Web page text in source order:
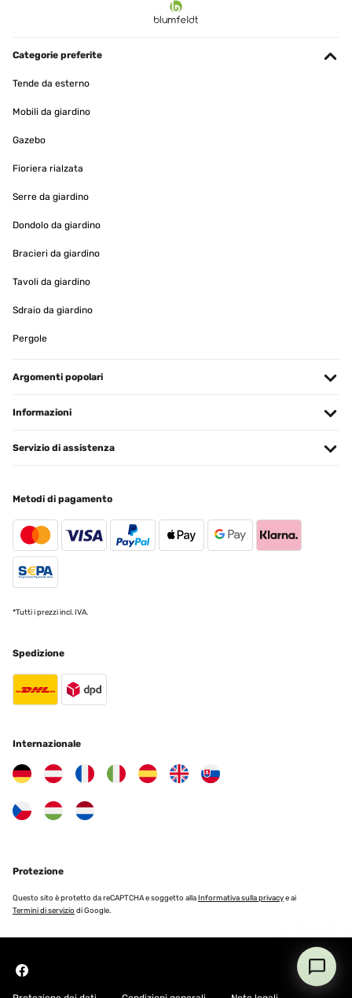
Categorie preferite
Tende da esterno
Mobili da giardino
Gazebo
Fioriera rialzata
Serre da giardino
Dondolo da giardino
Bracieri da giardino
Tavoli da giardino
Sdraio da giardino
Pergole
Argomenti popolari
Informazioni
Servizio di assistenza
Metodi di pagamento
*Tutti i prezzi incl. IVA.
Spedizione
Internazionale
Protezione
Questo sito è protetto da reCAPTCHA e soggetto allaInformativa sulla privacye ai
Termini di servizio di Google.